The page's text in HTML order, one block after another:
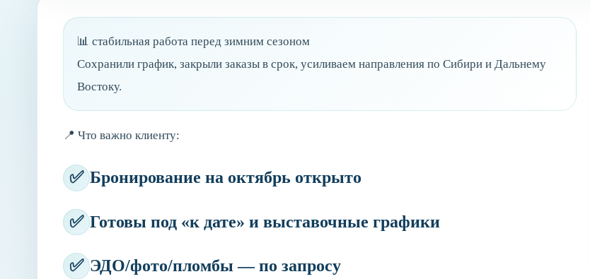
📊 стабильная работа перед зимним сезоном
Сохранили график, закрыли заказы в срок, усиливаем направления по Сибири и Дальнему
Востоку.
📍 Что важно клиенту:
✅ Бронирование на октябрь открыто
✅ Готовы под «к дате» и выставочные графики
✅ ЭДО/фото/пломбы — по запросу